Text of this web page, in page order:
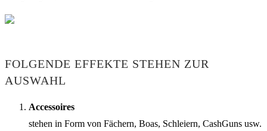
FOLGENDE EFFEKTE STEHEN ZUR
AUSWAHL
Accessoires
stehen in Form von Fächern, Boas, Schleiern, CashGuns usw.